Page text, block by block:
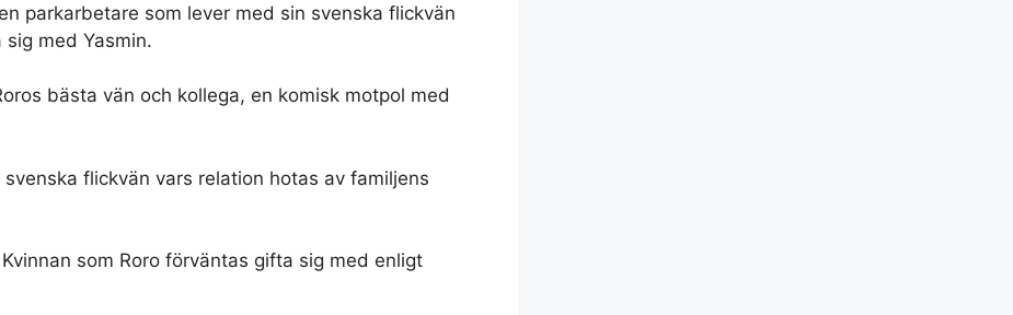
parkarbetare som lever med sin svenska flickvän
med Yasmin.
bästa vän och kollega, en komisk motpol med
svenska flickvän vars relation hotas av familjens
som Roro förväntas gifta sig med enligt